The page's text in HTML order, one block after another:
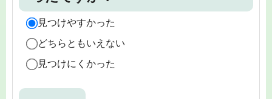
見つけやすかった
どちらともいえない
見つけにくかった